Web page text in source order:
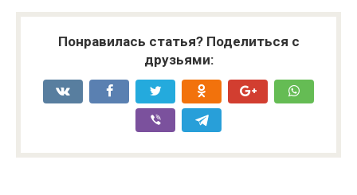
Понравилась статья? Поделиться с
друзьями: